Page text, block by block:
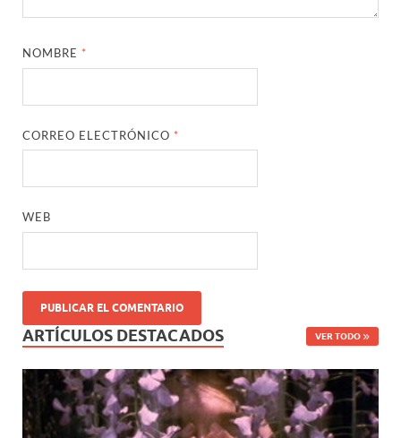
NOMBRE *
CORREO ELECTRÓNICO *
WEB
ARTÍCULOS DESTACADOS VER TODO